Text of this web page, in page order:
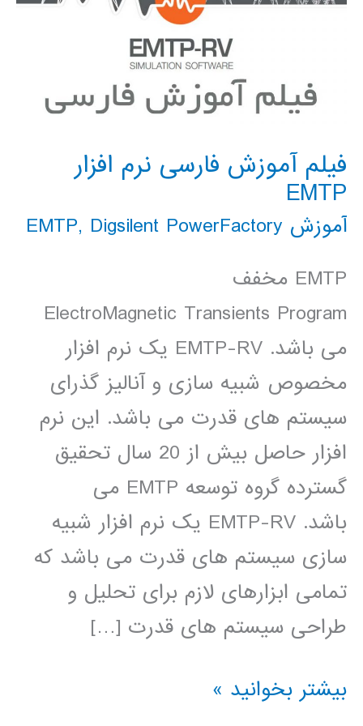
فیلم آموزش فارسی نرم افزار
EMTP
آموزش EMTP , Digsilent PowerFactory
EMTP مخفف
ElectroMagnetic Transients Program
می باشد. EMTP-RV یک نرم افزار
مخصوص شبیه سازی و آنالیز گذرای
سیستم های قدرت می باشد. این نرم
افزار حاصل بیش از 20 سال تحقیق
گسترده گروه توسعه EMTP می
باشد. EMTP-RV یک نرم افزار شبیه
سازی سیستم های قدرت می باشد که
تمامی ابزارهای لازم برای تحلیل و
طراحی سیستم های قدرت […]
فیلم
بیشتر بخوانید »